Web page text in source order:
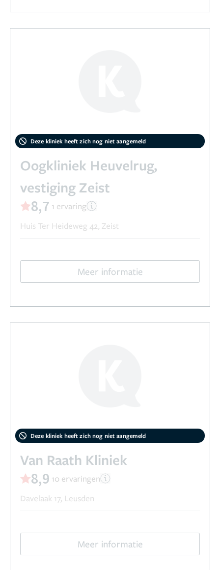
Deze kliniek heeft zich nog niet aangemeld
Oogkliniek Heuvelrug,
vestiging Zeist
8,7 1 ervaring
Huis Ter Heideweg 42, Zeist
Meer informatie
Deze kliniek heeft zich nog niet aangemeld
Van Raath Kliniek
8,9 10 ervaringen
Davelaak 17, Leusden
Meer informatie